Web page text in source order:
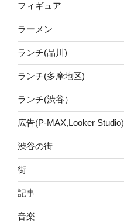
フィギュア
ラーメン
ランチ(品川)
ランチ(多摩地区)
ランチ(渋谷）
広告(P-MAX,Looker Studio)
渋谷の街
街
記事
音楽